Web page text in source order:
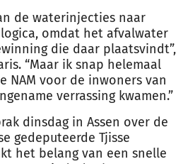
de waterinjecties naar
omdat het afvalwater
die daar plaatsvindt”,
“Maar ik snap helemaal
NAM voor de inwoners van
verrassing kwamen.”
dinsdag in Assen over de
gedeputeerde Tjisse
het belang van een snelle